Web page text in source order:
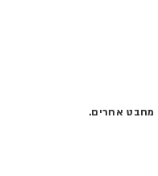
מחבט אחרים.